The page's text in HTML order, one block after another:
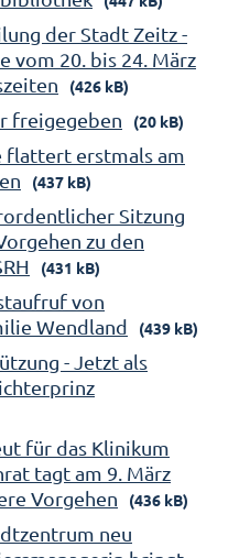
der Stadt Zeitz -
vom 20. bis 24. März
(426 kB)
freigegeben (20 kB)
flattert erstmals am
(437 kB)
Sitzung
zu den
(431 kB)
von
Wendland
(439 kB)
- Jetzt als
für das Klinikum
tagt am 9. März
Vorgehen
(436 kB)
neu